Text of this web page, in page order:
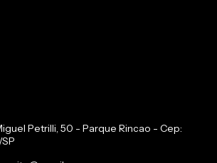
Petrilli, 50 - Parque Rincao - Cep: